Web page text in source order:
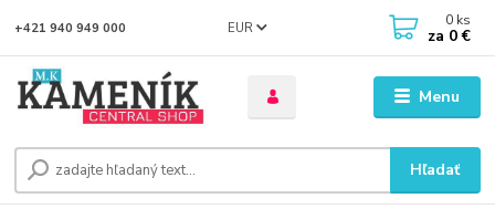
Menu
EUR
Hľadať
+421 940 949 000 0 ks
za 0 €